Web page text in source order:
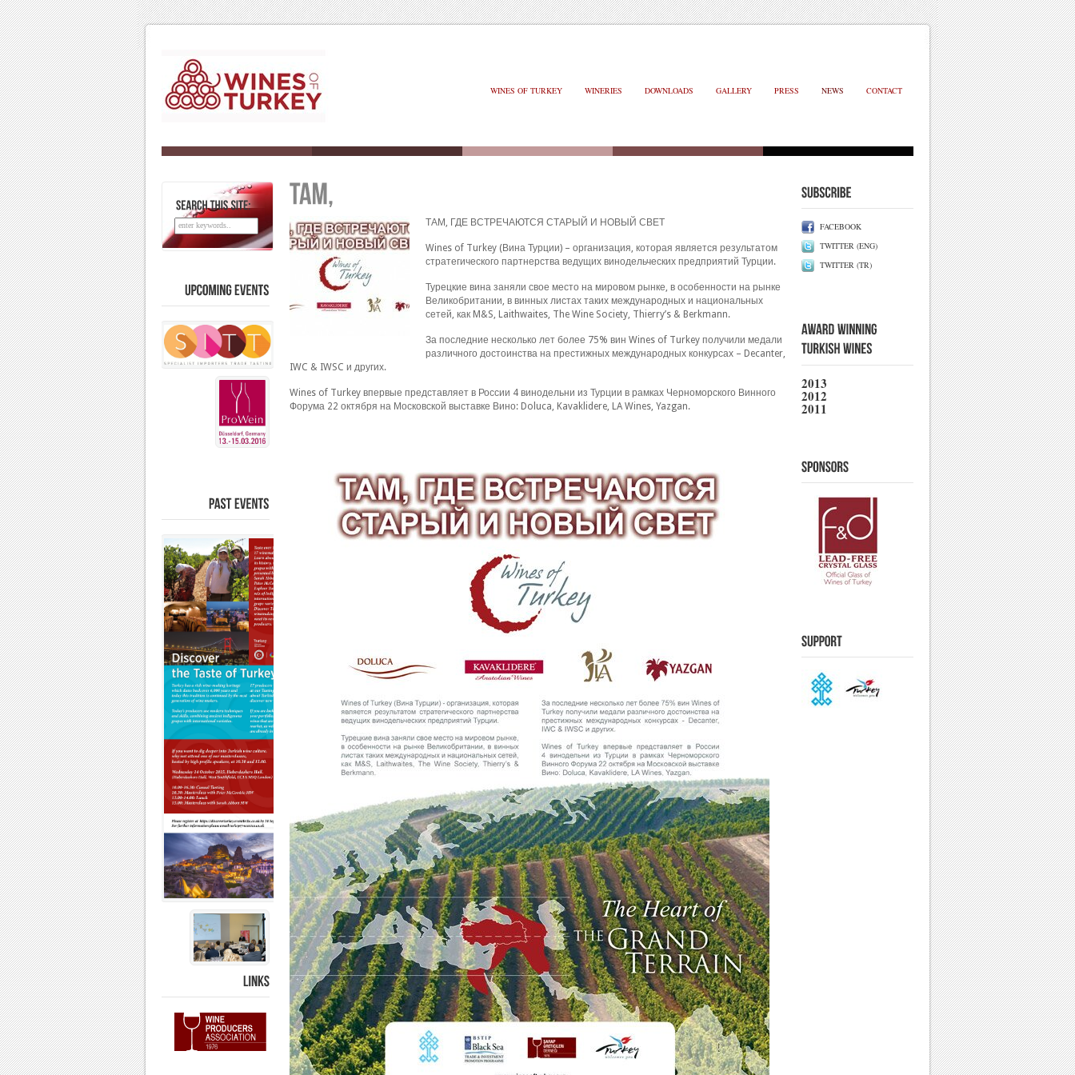
WINES OF TURKEY WINERIES DOWNLOADS GALLERY PRESS NEWS CONTACT
ТАМ, ГДЕ ВСТРЕЧАЮТСЯ СТАРЫЙ И НОВЫЙ СВЕТ
Wines of Turkey (Вина Турции) – организация, которая является результатом
стратегического партнерства ведущих винодельческих предприятий Турции.
Турецкие вина заняли свое место на мировом рынке, в особенности на рынке
Великобритании, в винных листах таких международных и национальных
сетей, как M&S, Laithwaites, The Wine Society, Thierry’s & Berkmann.
За последние несколько лет более 75% вин Wines of Turkey получили медали
различного достоинства на престижных международных конкурсах – Decanter,
IWC & IWSC и других.
Wines of Turkey впервые представляет в России 4 винодельни из Турции в рамках Черноморского Винного
Форума 22 октября на Московской выставке Вино: Doluca, Kavaklidere, LA Wines, Yazgan.
FACEBOOK
TWITTER (ENG)
TWITTER (TR)
2013
2012
2011